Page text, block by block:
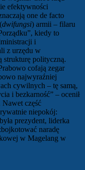
efektywności
one de facto
dwifungsi) armii – filaru
kiedy to
i
z urzędu w
strukturę polityczną.
cofają zegar
najwyraźniej
cywilnych – tę samą,
i bezkarność” – ocenił
część
niepokój:
prezydent, liderka
naradę
w Magelang w